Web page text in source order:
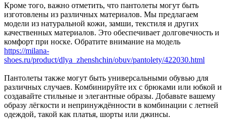
Кроме того, важно отметить, что пантолеты могут быть
изготовлены из различных материалов. Мы предлагаем
модели из натуральной кожи, замши, текстиля и других
качественных материалов. Это обеспечивает долговечность и
комфорт при носке. Обратите внимание на модель
https://milana-
shoes.ru/product/dlya_zhenshchin/obuv/pantolety/422030.html
Пантолеты также могут быть универсальными обувью для
различных случаев. Комбинируйте их с брюками или юбкой и
создавайте стильные и элегантные образы. Добавьте вашему
образу лёгкости и непринуждённости в комбинации с летней
одеждой, такой как платья, шорты или джинсы.